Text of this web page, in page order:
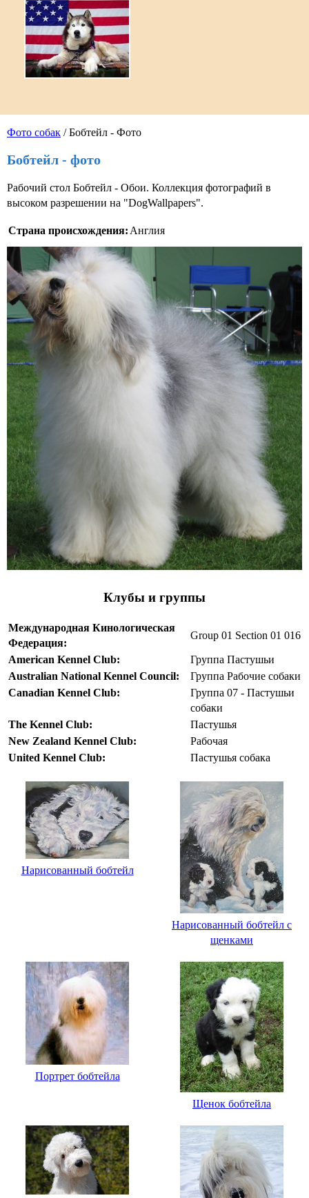
Фото собак / Бобтейл - Фото
Бобтейл - фото
Рабочий стол Бобтейл - Обои. Коллекция фотографий в
высоком разрешении на "DogWallpapers".
Страна происхождения: Англия
Клубы и группы
Международная Кинологическая
Федерация:
Group 01 Section 01 016
American Kennel Club:
Группа Пастушьи
Australian National Kennel Council:
Группа Рабочие собаки
Canadian Kennel Club:
Группа 07 - Пастушьи
собаки
The Kennel Club:
Пастушья
New Zealand Kennel Club:
Рабочая
United Kennel Club:
Пастушья собака
Нарисованный бобтейл
Нарисованный бобтейл с
щенками
Портрет бобтейла
Щенок бобтейла